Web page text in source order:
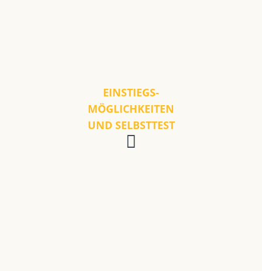
EINSTIEGS-
MÖGLICHKEITEN
UND SELBSTTEST